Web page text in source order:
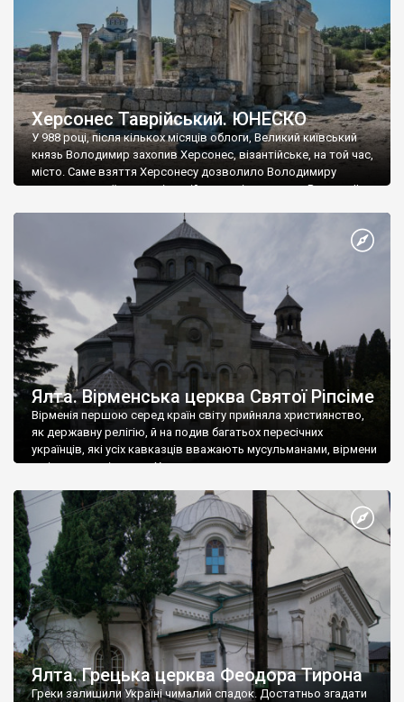
Херсонес Таврійський. ЮНЕСКО
У 988 році, після кількох місяців облоги, Великий київський
князь Володимир захопив Херсонес, візантійське, на той час,
місто. Саме взяття Херсонесу дозволило Володимиру
диктувати свої умови візантійському імператору Василю ІІ, та
Херсонесі Володимир-язичник, став Василем-християнином.
А потім було Хрещення Русі. На честь Херсонесу Таврійського
Ялта. Вірменська церква Святої Ріпсіме
Вірменія першою серед країн світу прийняла християнство,
як державну релігію, й на подив багатьох пересічних
українців, які усіх кавказців вважають мусульманами, вірмени
є відданими вірянами Христа
Ялта. Грецька церква Феодора Тирона
Греки залишили Україні чималий спадок. Достатньо згадати